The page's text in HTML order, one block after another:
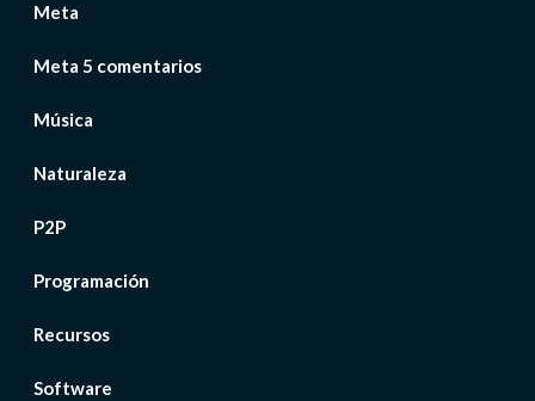
Meta
Meta 5 comentarios
Música
Naturaleza
P2P
Programación
Recursos
Software